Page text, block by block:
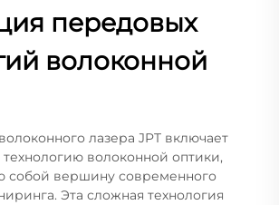
передовых
волоконной
лазера JPT включает
волоконной оптики,
собой вершину современного
Эта сложная технология